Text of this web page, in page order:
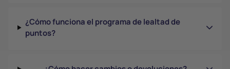
¿Cómo funciona el programa de lealtad de
puntos?